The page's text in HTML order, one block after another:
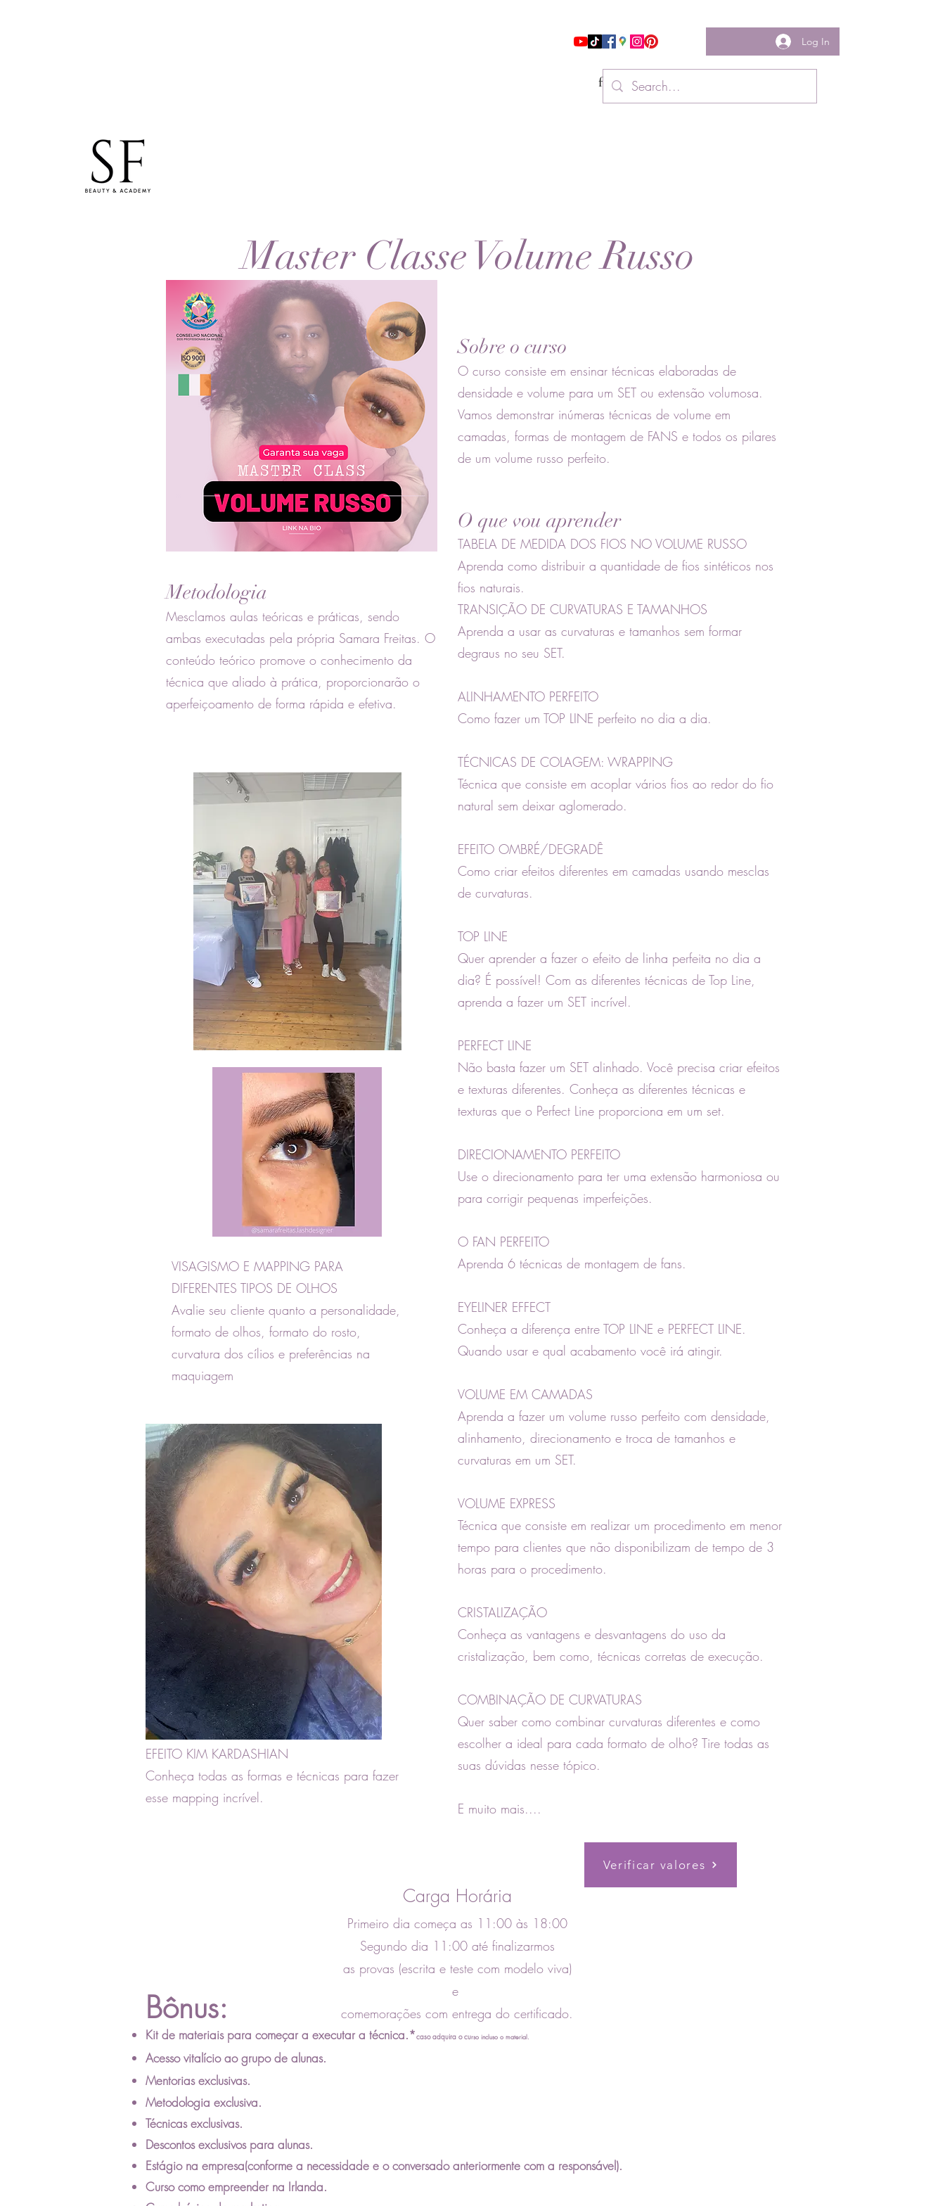
Log In
follow us
Master Classe Volume Russo
Sobre o curso
O curso consiste em ensinar técnicas elaboradas de
densidade e volume para um SET ou extensão volumosa.
Vamos demonstrar inúmeras técnicas de volume em
camadas, formas de montagem de FANS e todos os pilares
de um volume russo perfeito.
O que vou aprender
TABELA DE MEDIDA DOS FIOS NO VOLUME RUSSO
Aprenda como distribuir a quantidade de fios sintéticos nos
fios naturais.
TRANSIÇÃO DE CURVATURAS E TAMANHOS
Aprenda a usar as curvaturas e tamanhos sem formar
degraus no seu SET.
ALINHAMENTO PERFEITO
Como fazer um TOP LINE perfeito no dia a dia.
TÉCNICAS DE COLAGEM: WRAPPING
Técnica que consiste em acoplar vários fios ao redor do fio
natural sem deixar aglomerado.
EFEITO OMBRÉ/DEGRADÊ
Como criar efeitos diferentes em camadas usando mesclas
de curvaturas.
TOP LINE
Quer aprender a fazer o efeito de linha perfeita no dia a
dia? É possível! Com as diferentes técnicas de Top Line,
aprenda a fazer um SET incrível.
PERFECT LINE
Não basta fazer um SET alinhado. Você precisa criar efeitos
e texturas diferentes. Conheça as diferentes técnicas e
texturas que o Perfect Line proporciona em um set.
DIRECIONAMENTO PERFEITO
Use o direcionamento para ter uma extensão harmoniosa ou
para corrigir pequenas imperfeições.
O FAN PERFEITO
Aprenda 6 técnicas de montagem de fans.
EYELINER EFFECT
Conheça a diferença entre TOP LINE e PERFECT LINE.
Quando usar e qual acabamento você irá atingir.
VOLUME EM CAMADAS
Aprenda a fazer um volume russo perfeito com densidade,
alinhamento, direcionamento e troca de tamanhos e
curvaturas em um SET.
VOLUME EXPRESS
Técnica que consiste em realizar um procedimento em menor
tempo para clientes que não disponibilizam de tempo de 3
horas para o procedimento.
CRISTALIZAÇÃO
Conheça as vantagens e desvantagens do uso da
cristalização, bem como, técnicas corretas de execução.
COMBINAÇÃO DE CURVATURAS
Quer saber como combinar curvaturas diferentes e como
escolher a ideal para cada formato de olho? Tire todas as
suas dúvidas nesse tópico.
E muito mais... .
Metodologia
Mesclamos aulas teóricas e práticas, sendo
ambas executadas pela própria Samara Freitas. O
conteúdo teórico promove o conhecimento da
técnica que aliado à prática, proporcionarão o
aperfeiçoamento de forma rápida e efetiva.
VISAGISMO E MAPPING PARA
DIFERENTES TIPOS DE OLHOS
Avalie seu cliente quanto a personalidade,
formato de olhos, formato do rosto,
curvatura dos cílios e preferências na
maquiagem
EFEITO KIM KARDASHIAN
Conheça todas as formas e técnicas para fazer
esse mapping incrível.
Verificar valores
Bônus:
Kit de materiais para começara executar a técnica.*caso adquira o curso incluso o material.
Acesso vitalício ao grupo de alunas.
Mentoriasexclusivas.
Metodologia exclusiva.
Técnicas exclusivas.
Descontos exclusivos para alunas.
Estágio na empresa(conforme a necessidade e o conversado anteriormente com a responsável).
Curso como empreender na Irlanda.
Carga Horária
Primeiro dia começa as 11:00 às 18:00
Segundo dia 11:00 até finalizarmos
as provas (escrita e teste com modelo viva)
e
comemorações com entrega do certificado.